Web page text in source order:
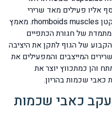
אליו פעילים מאד שרירי
המקרבים של השכמות הגדול והקטן rhomboids muscles. מאמץ
של חגורת הכתפיים
של הגוף לתקן את היציבה
המייצבים והמפעילים את
והן כמתכווץ יוצר את
שכמות בהריון.
עקב כאבי שכמות